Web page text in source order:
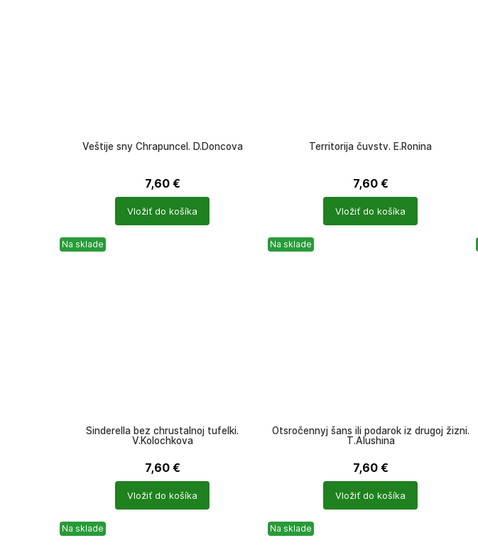
Veštije sny Chrapuncel. D.Doncova
7,60 €
Vložiť do košíka
Territorija čuvstv. E.Ronina
7,60 €
Vložiť do košíka
Na sklade
Sinderella bez chrustalnoj tufelki.
V.Kolochkova
7,60 €
Vložiť do košíka
Na sklade
Otsročennyj šans ili podarok iz drugoj žizni.
T.Alushina
7,60 €
Vložiť do košíka
Na sklade Na sklade